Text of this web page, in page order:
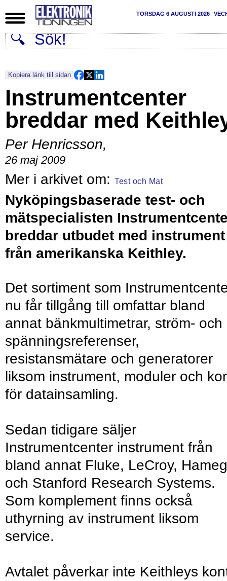
TORSDAG 6 AUGUSTI 2026
Kopiera länk till sidan
Instrumentcenter
breddar med
Per Henricsson,
26 maj 2009
Test och Mat
Nyköpingsbaserade test- och
mätspecialisten
breddar utbudet med instrument
från amerikanska Keithley.
Det sortiment som
nu får tillgång till omfattar bland
annat bänkmultimetrar, ström- och
spänningsreferenser,
resistansmätare och generatorer
liksom instrument, moduler och
för datainsamling.
Sedan tidigare säljer
Instrumentcenter instrument från
bland annat Fluke, LeCroy, Hameg
och Stanford Research Systems.
Som komplement finns också
uthyrning av instrument liksom
service.
Avtalet påverkar inte Keithleys